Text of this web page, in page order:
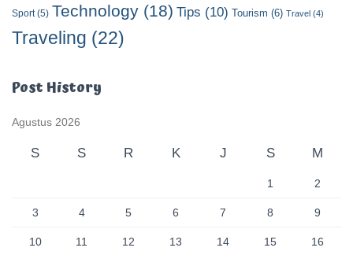
Sport(5) Technology (18) Tips (10) Tourism (6) Travel (4)
Traveling (22)
Post History
Agustus 2026
S S R K J S M
1 2
3 4 5 6 7 8 9
10 11 12 13 14 15 16